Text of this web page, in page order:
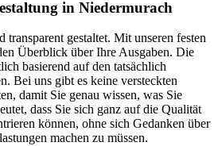
in Niedermurach
transparent gestaltet. Mit unseren festen
Überblick über Ihre Ausgaben. Die
basierend auf den tatsächlich
Bei uns gibt es keine versteckten
damit Sie genau wissen, was Sie
dass Sie sich ganz auf die Qualität
können, ohne sich Gedanken über
machen zu müssen.